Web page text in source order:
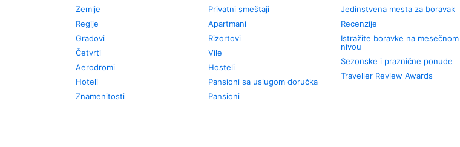
Zemlje
Regije
Gradovi
Četvrti
Aerodromi
Hoteli
Znamenitosti
Privatni smeštaji
Apartmani
Rizortovi
Vile
Hosteli
Pansioni sa uslugom doručka
Pansioni
Jedinstvena mesta za boravak
Recenzije
Istražite boravke na mesečnom
nivou
Sezonske i praznične ponude
Traveller Review Awards